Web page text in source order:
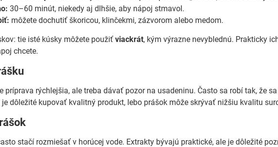
30–60 minút, niekedy aj dlhšie, aby nápoj stmavol.
môžete dochutiť škoricou, klinčekmi, zázvorom alebo medom.
tie isté kúsky môžete použiťviackrát, kým výrazne nevyblednú. Prakticky
chcete.
príprava rýchlejšia, ale treba dávať pozor na usadeninu. Často sa robí tak, že
je dôležité kupovať kvalitný produkt, lebo prášok môže skrývať nižšiu kvalitu
stačí rozmiešať v horúcej vode. Extrakty bývajú praktické, ale je dôležité